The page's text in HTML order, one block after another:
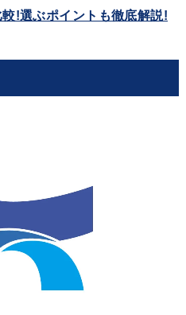
!選ぶポイントも徹底解説!